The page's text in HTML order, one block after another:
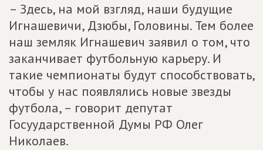
– Здесь, на мой взгляд, наши будущие
Игнашевичи, Дзюбы, Головины. Тем более
наш земляк Игнашевич заявил о том, что
заканчивает футбольную карьеру. И
такие чемпионаты будут способствовать,
чтобы у нас появлялись новые звезды
футбола, – говорит депутат
Госуударственной Думы РФ Олег
Николаев.